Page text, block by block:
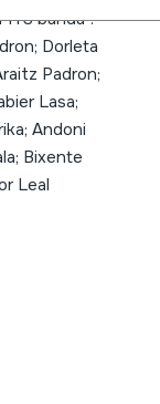
banda":
Dorleta
Padron;
Lasa;
Andoni
Bixente
Leal